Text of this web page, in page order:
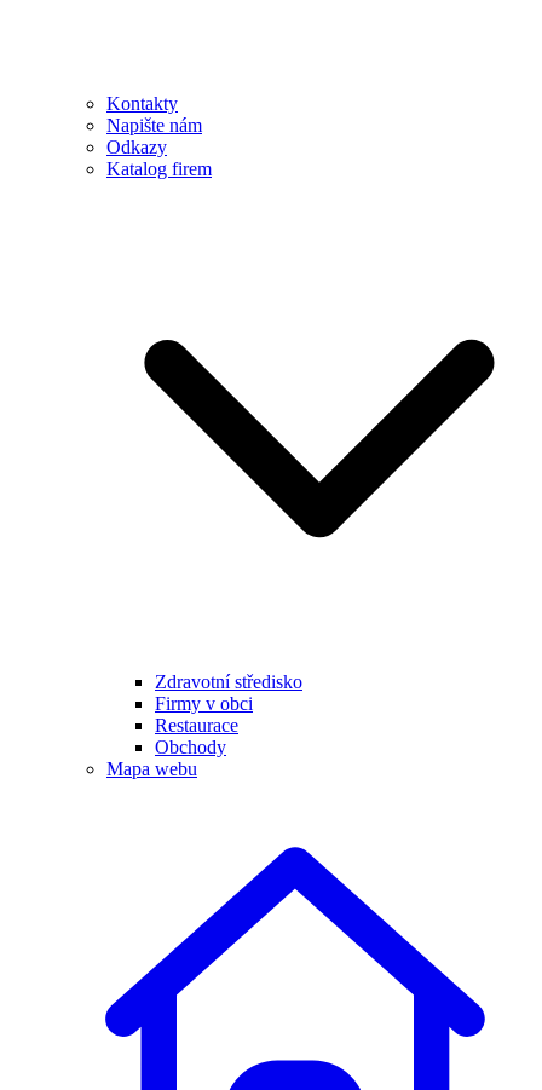
Kontakty
Napište nám
Odkazy
Katalog firem
Zdravotní středisko
Firmy v obci
Restaurace
Obchody
Mapa webu